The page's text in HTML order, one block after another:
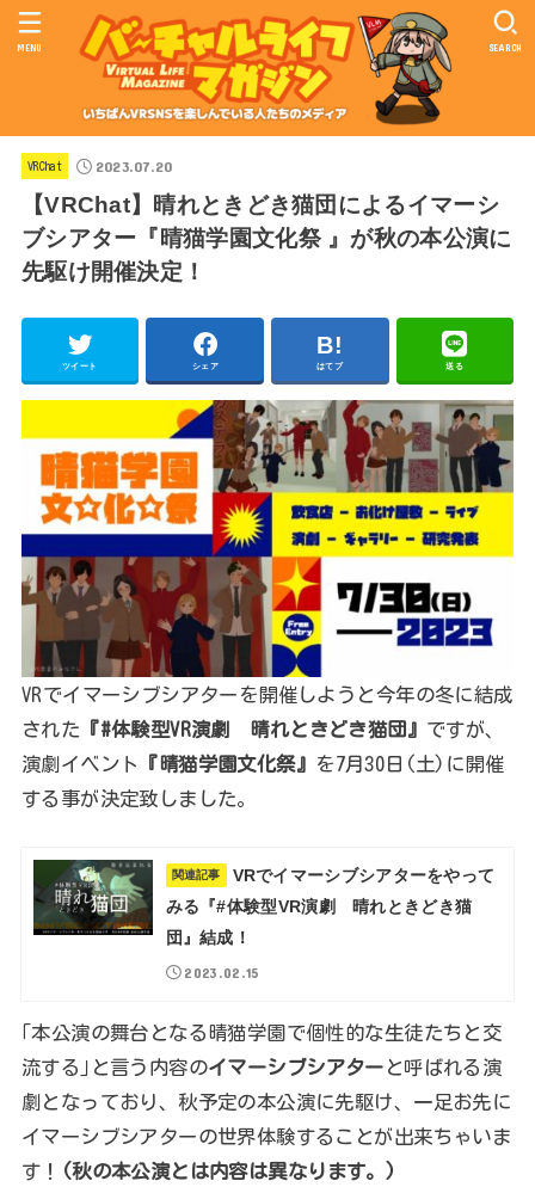
SEARCH
MENU
VRChat 2023.07.20
【VRChat】晴れときどき猫団によるイマーシ
ブシアター『晴猫学園文化祭 』が秋の本公演に
先駆け開催決定！
ツイート シェア はてブ 送る
VRでイマーシブシアターを開催しようと今年の冬に結成
された 『#体験型VR演劇 晴れときどき猫団』 ですが、
演劇イベント
『晴猫学園文化祭』
を7月30日(土)に開催
する事が決定致しました。
関連記事
VRでイマーシブシアターをやって
みる『#体験型VR演劇 晴れときどき猫
団』結成！
2023.02.15
｢本公演の舞台となる晴猫学園で個性的な生徒たちと交
流する｣と言う内容のイマーシブシアター と呼ばれる演
劇となっており、秋予定の本公演に先駆け、一足お先に
イマーシブシアターの世界体験することが出来ちゃいま
す！ (秋の本公演とは内容は異なります。)